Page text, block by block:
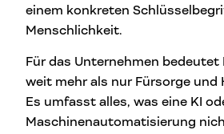
einem konkreten
Menschlichkeit.
Für das Unternehmen
weit mehr als nur Fürsorge
Es umfasst alles, was eine KI
Maschinenautomatisierung